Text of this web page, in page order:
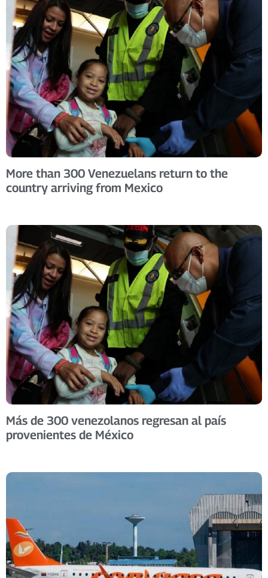
More than 300 Venezuelans return to the
country arriving from Mexico
Más de 300 venezolanos regresan al país
provenientes de México